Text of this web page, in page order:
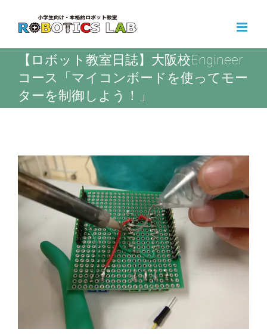
content
【ロボット教室日誌】大阪校Engineer
コース「マイコンボードを使ってモー
ターを制御しよう！」
View
Larger
Image